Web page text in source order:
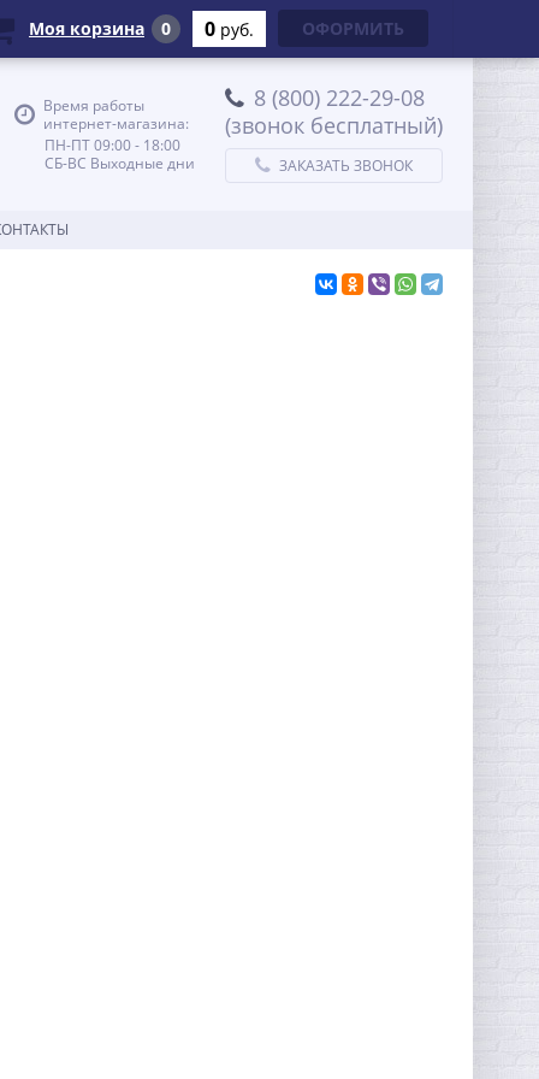
Время работы
интернет-магазина:
ПН-ПТ 09:00 - 18:00
СБ-ВС Выходные дни
8 (800) 222-29-08
(звонок бесплатный)
ЗАКАЗАТЬ ЗВОНОК
Моя корзина 0 0 руб. ОФОРМИТЬ